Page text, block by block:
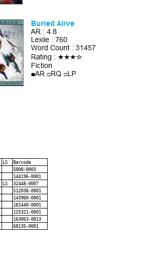
LS
Barcode
5008-0003
144196-0001
LS
32448-0007
512038-0001
143960-0001
181440-0001
125321-0001
163063-0013
68135-0001